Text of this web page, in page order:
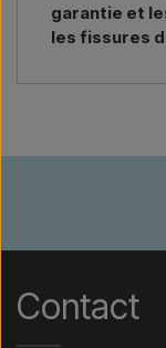
garantie et
les fissures
Contact